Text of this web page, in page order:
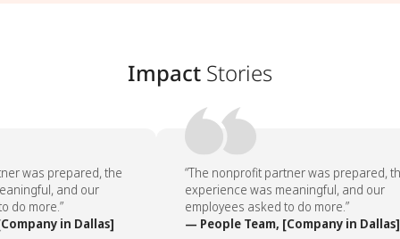
Impact Stories
was prepared, the
and our
more.”
in Dallas]
“The nonprofit partner was prepared,
experience was meaningful, and our
employees asked to do more.”
— People Team, [Company in Dallas]